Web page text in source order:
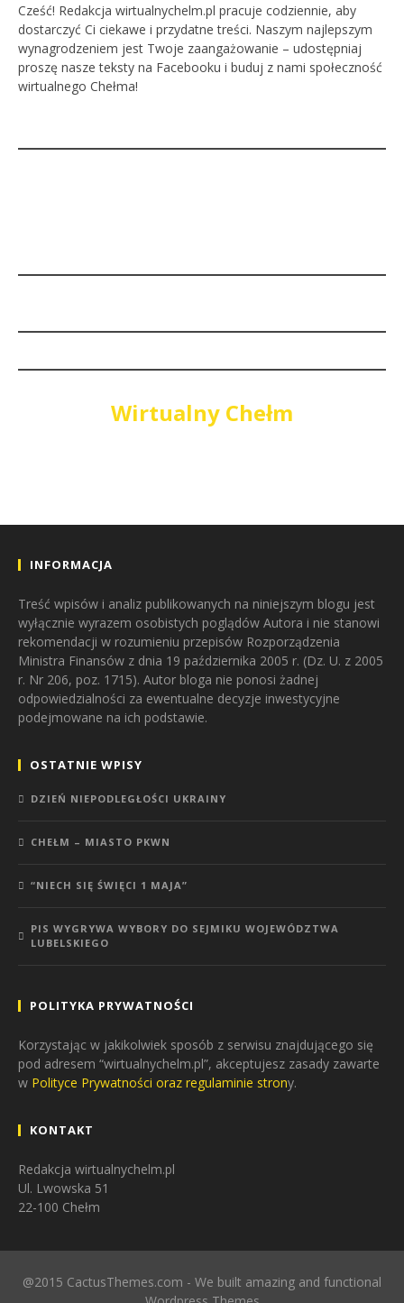
Cześć! Redakcja wirtualnychelm.pl pracuje codziennie, aby
dostarczyć Ci ciekawe i przydatne treści. Naszym najlepszym
wynagrodzeniem jest Twoje zaangażowanie – udostępniaj
proszę nasze teksty na Facebooku i buduj z nami społeczność
wirtualnego Chełma!
Wirtualny Chełm
INFORMACJA
Treść wpisów i analiz publikowanych na niniejszym blogu jest
wyłącznie wyrazem osobistych poglądów Autora i nie stanowi
rekomendacji w rozumieniu przepisów Rozporządzenia
Ministra Finansów z dnia 19 października 2005 r. (Dz. U. z 2005
r. Nr 206, poz. 1715). Autor bloga nie ponosi żadnej
odpowiedzialności za ewentualne decyzje inwestycyjne
podejmowane na ich podstawie.
OSTATNIE WPISY
DZIEŃ NIEPODLEGŁOŚCI UKRAINY
CHEŁM – MIASTO PKWN
“NIECH SIĘ ŚWIĘCI 1 MAJA”
PIS WYGRYWA WYBORY DO SEJMIKU WOJEWÓDZTWA
LUBELSKIEGO
POLITYKA PRYWATNOŚCI
Korzystając w jakikolwiek sposób z serwisu znajdującego się
pod adresem “wirtualnychelm.pl”, akceptujesz zasady zawarte
w Polityce Prywatności oraz regulaminie strony.
KONTAKT
Redakcja wirtualnychelm.pl
Ul. Lwowska 51
22-100 Chełm
@2015 CactusThemes.com - We built amazing and functional